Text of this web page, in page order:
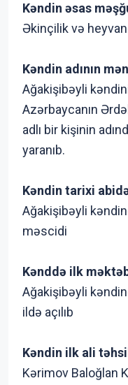
Kəndin əsas
Əkinçilik və
Kəndin adının
Ağakişibəyli
Azərbaycanın
adlı bir kişinin
yaranıb.
Kəndin tarixi
Ağakişibəyli
məscidi
Kənddə ilk
Ağakişibəyli
ildə açılıb
Kəndin ilk ali
Kərimov Baloğlan